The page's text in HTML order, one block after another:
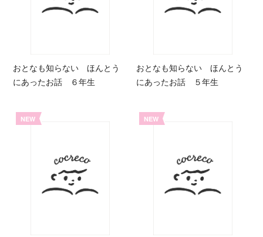
おとなも知らない ほんとう
にあったお話 ６年生
おとなも知らない ほんとう
にあったお話 ５年生
NEW NEW